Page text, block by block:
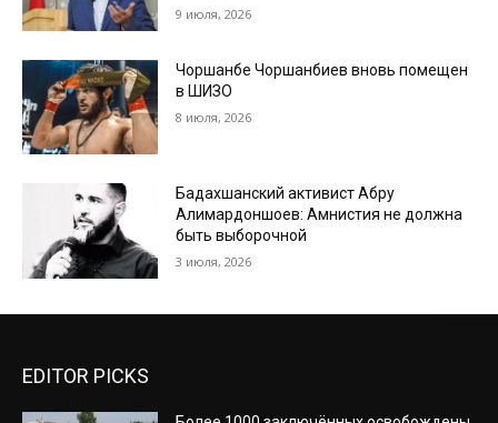
9 июля, 2026
Чоршанбе Чоршанбиев вновь помещен
в ШИЗО
8 июля, 2026
Бадахшанский активист Абру
Алимардоншоев: Амнистия не должна
быть выборочной
3 июля, 2026
EDITOR PICKS